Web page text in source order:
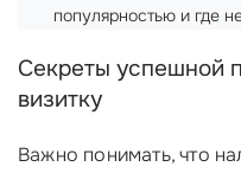
популярностью и где
Секреты успешной
визитку
Важно понимать, что